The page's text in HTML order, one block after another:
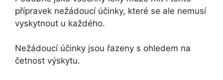
přípravek nežádoucí účinky, které se ale nemusí
vyskytnout u každého.
Nežádoucí účinky jsou řazeny s ohledem na
četnost výskytu.